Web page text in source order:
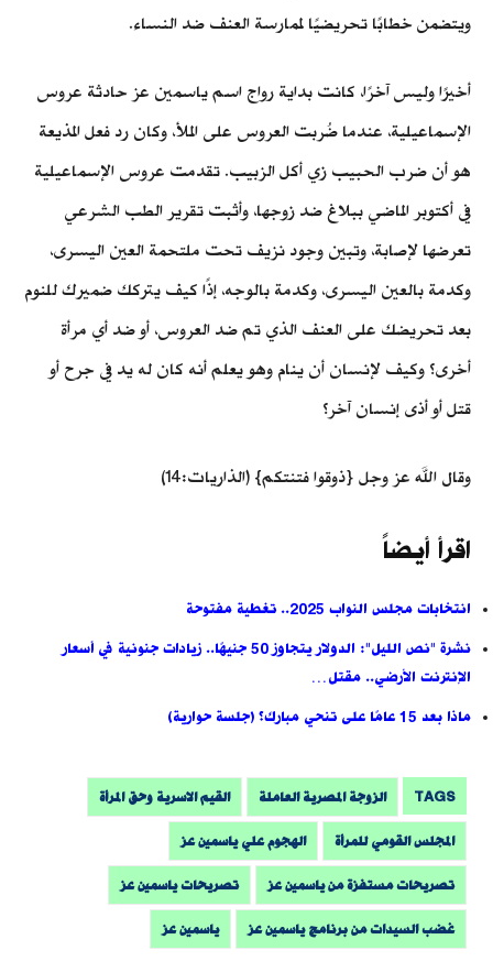
ويتضمن خطابًا تحريضيًا لممارسة العنف ضد النساء.
أخيرًا وليس آخرًا، كانت بداية رواج اسم ياسمين عز حادثة عروس
الإسماعيلية، عندما ضُربت العروس على الملأ، وكان رد فعل المذيعة
هو أن ضرب الحبيب زي أكل الزبيب. تقدمت عروس الإسماعيلية
في أكتوبر الماضي ببلاغ ضد زوجها، وأثبت تقرير الطب الشرعي
تعرضها لإصابة، وتبين وجود نزيف تحت ملتحمة العين اليسرى،
وكدمة بالعين اليسرى، وكدمة بالوجه، إذًا كيف يتركك ضميرك للنوم
بعد تحريضك على العنف الذي تم ضد العروس، أو ضد أي مرأة
أخرى؟ وكيف لإنسان أن ينام وهو يعلم أنه كان له يد في جرح أو
قتل أو أذى إنسان آخر؟
وقال الله عز وجل {ذوقوا فتنتكم} (الذاريات:14)
اقرأ أيضاً
انتخابات مجلس النواب 2025.. تغطية مفتوحة
نشرة "نص الليل": الدولار يتجاوز 50 جنيهًا.. زيادات جنونية في أسعار
الإنترنت الأرضي.. مقتل…
ماذا بعد 15 عامًا على تنحي مبارك؟ (جلسة حوارية)
TAGS الزوجة المصرية العاملة القيم الاسرية وحق المرأة
المجلس القومي للمرأة الهجوم علي ياسمين عز
تصريحات مستفزة من ياسمين عز تصريحات ياسمين عز
غضب السيدات من برنامج ياسمين عز ياسمين عز